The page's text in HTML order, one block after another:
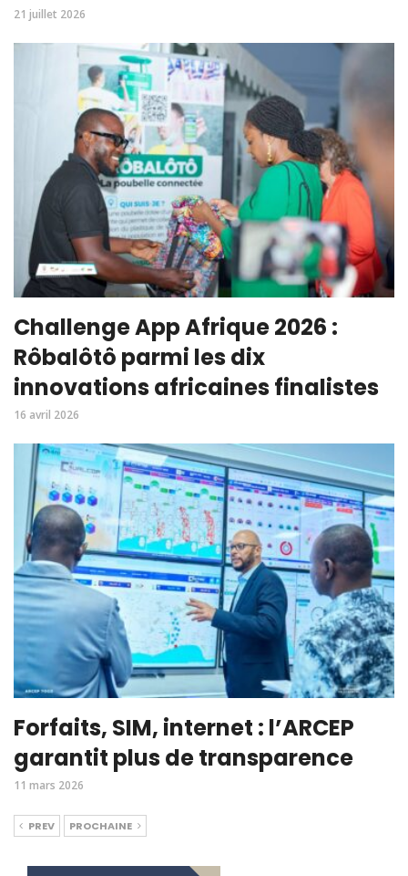
21 juillet 2026
Challenge App Afrique 2026 :
Rôbalôtô parmi les dix
innovations africaines finalistes
16 avril 2026
Forfaits, SIM, internet : l’ARCEP
garantit plus de transparence
11 mars 2026
PREV PROCHAINE